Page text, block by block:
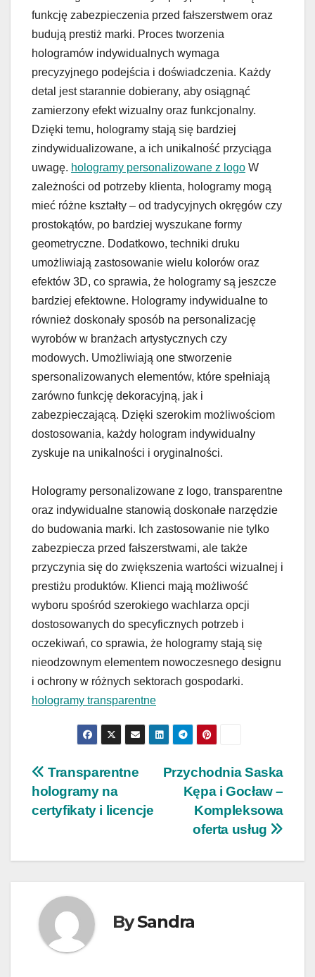
funkcję zabezpieczenia przed fałszerstwem oraz
budują prestiż marki. Proces tworzenia
hologramów indywidualnych wymaga
precyzyjnego podejścia i doświadczenia. Każdy
detal jest starannie dobierany, aby osiągnąć
zamierzony efekt wizualny oraz funkcjonalny.
Dzięki temu, hologramy stają się bardziej
zindywidualizowane, a ich unikalność przyciąga
uwagę. hologramy personalizowane z logo W
zależności od potrzeby klienta, hologramy mogą
mieć różne kształty – od tradycyjnych okręgów czy
prostokątów, po bardziej wyszukane formy
geometryczne. Dodatkowo, techniki druku
umożliwiają zastosowanie wielu kolorów oraz
efektów 3D, co sprawia, że hologramy są jeszcze
bardziej efektowne. Hologramy indywidualne to
również doskonały sposób na personalizację
wyrobów w branżach artystycznych czy
modowych. Umożliwiają one stworzenie
spersonalizowanych elementów, które spełniają
zarówno funkcję dekoracyjną, jak i
zabezpieczającą. Dzięki szerokim możliwościom
dostosowania, każdy hologram indywidualny
zyskuje na unikalności i oryginalności.
Hologramy personalizowane z logo, transparentne
oraz indywidualne stanowią doskonałe narzędzie
do budowania marki. Ich zastosowanie nie tylko
zabezpiecza przed fałszerstwami, ale także
przyczynia się do zwiększenia wartości wizualnej i
prestiżu produktów. Klienci mają możliwość
wyboru spośród szerokiego wachlarza opcji
dostosowanych do specyficznych potrzeb i
oczekiwań, co sprawia, że hologramy stają się
nieodzownym elementem nowoczesnego designu
i ochrony w różnych sektorach gospodarki.
hologramy transparentne
Nawigacja
wpisu
Przychodnia Saska
Kępa i Gocław –
Kompleksowa
oferta usług
Transparentne
hologramy na
certyfikaty i licencje
BySandra